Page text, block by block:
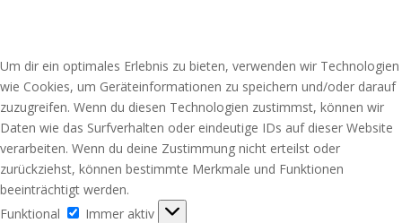
Um dir ein optimales Erlebnis zu bieten, verwenden wir Technologien
wie Cookies, um Geräteinformationen zu speichern und/oder darauf
zuzugreifen. Wenn du diesen Technologien zustimmst, können wir
Daten wie das Surfverhalten oder eindeutige IDs auf dieser Website
verarbeiten. Wenn du deine Zustimmung nicht erteilst oder
zurückziehst, können bestimmte Merkmale und Funktionen
beeinträchtigt werden.
Funktional
Funktional
Immer aktiv